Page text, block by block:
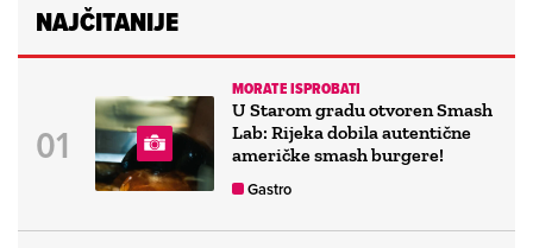
NAJČITANIJE
MORATE ISPROBATI
U Starom gradu otvoren Smash
Lab: Rijeka dobila autentične
američke smash burgere!
Gastro